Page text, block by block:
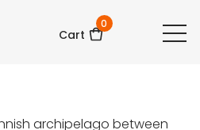
Cart
0
archipelago between